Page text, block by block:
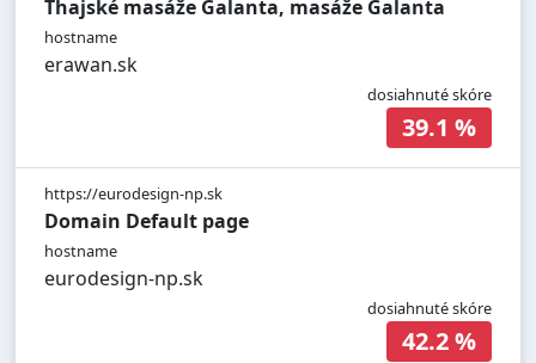
Thajské masáže Galanta, masáže Galanta
hostname
erawan.sk
dosiahnuté skóre
39.1 %
https://eurodesign-np.sk
Domain Default page
hostname
eurodesign-np.sk
dosiahnuté skóre
42.2 %